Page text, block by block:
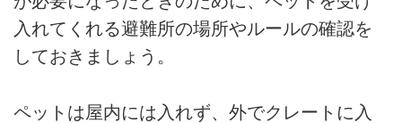
入れてくれる避難所の場所やルールの確認を
しておきましょう。
ペットは屋内には入れず、外でクレートに入